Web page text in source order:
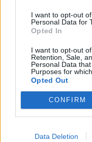
I want to opt-out
Personal Data for
Opted In
I want to opt-out
Retention, Sale,
Personal Data
Purposes for
Opted Out
CONFIRM
Data Deletion
LATEST NEWS
EUROLEAGUE
«Μπαμ» από το
Βάιλερ-Μπαμπ
SUPER LEAGUE 2
Στην ΑΕΛ ο Άγγελος
SUPER LEAGUE